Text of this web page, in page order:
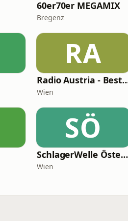
60er70er MEGAMIX
Bregenz
RA
Radio Austria -
Wien
SÖ
SchlagerWelle Österreich
Wien